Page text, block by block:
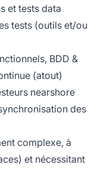
et tests data
tests (outils et/ou
BDD &
(atout)
nearshore
des
complexe, à
et nécessitant